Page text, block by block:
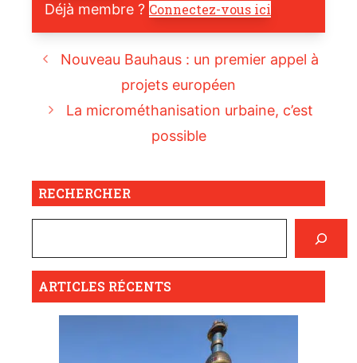
Déjà membre ? Connectez-vous ici
Nouveau Bauhaus : un premier appel à
projets européen
La microméthanisation urbaine, c’est
possible
RECHERCHER
ARTICLES RÉCENTS